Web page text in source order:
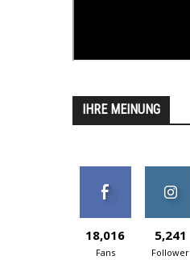
IHRE MEINUNG
18,016
Fans
5,241
Follower